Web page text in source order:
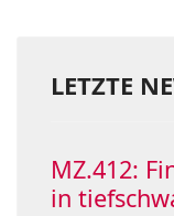
LETZTE
MZ.412:
in